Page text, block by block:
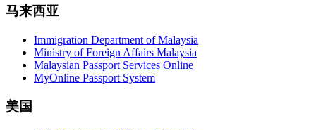
马来西亚
Immigration Department of Malaysia
Ministry of Foreign Affairs Malaysia
Malaysian Passport Services Online
MyOnline Passport System
美国